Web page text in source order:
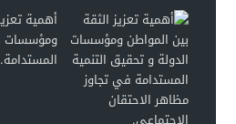
أهمية
ومؤسسات